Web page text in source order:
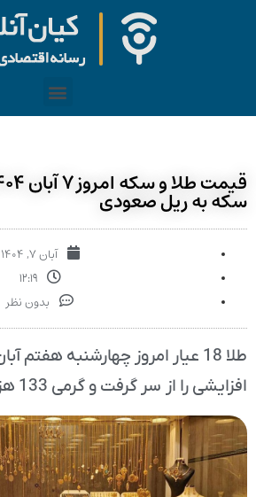
سکه به ریل صعودی
آبان ۷, ۱۴۰۴
۱۲:۱۹
بدون نظر
طلا 18 عیار امروز چهارشنبه هفتم
افزایشی را از سر گرفت و گرمی 133 هزار تومان گران شد.